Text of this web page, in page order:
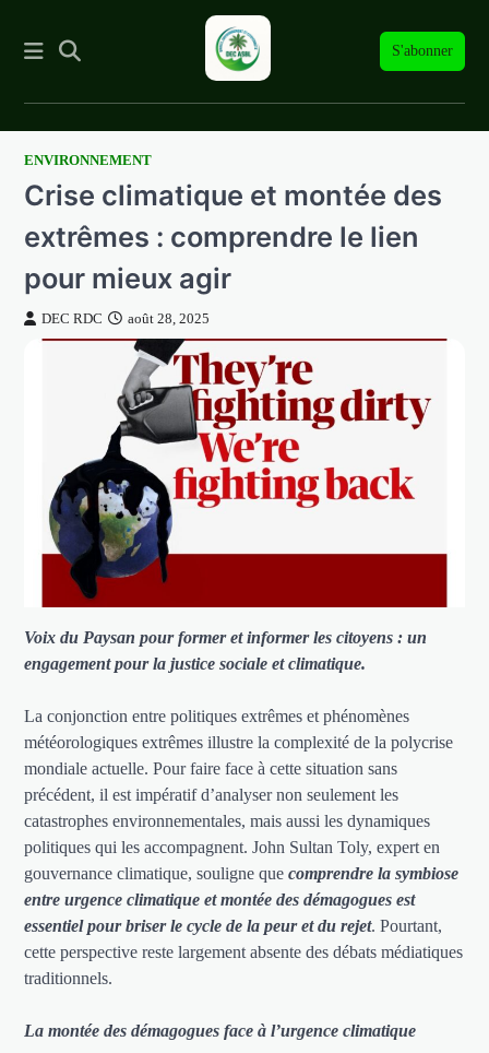
S'abonner
SkipENVIRONNEMENT
Crise climatique et montée des
extrêmes : comprendre le lien
pour mieux agir
DEC RDC août 28, 2025
Voix du Paysan pour former et informer les citoyens : un
engagement pour la justice sociale et climatique.
La conjonction entre politiques extrêmes et phénomènes
météorologiques extrêmes illustre la complexité de la polycrise
mondiale actuelle. Pour faire face à cette situation sans
précédent, il est impératif d’analyser non seulement les
catastrophes environnementales, mais aussi les dynamiques
politiques qui les accompagnent. John Sultan Toly, expert en
gouvernance climatique, souligne quecomprendre la symbiose
entre urgence climatique et montée des démagogues est
essentiel pour briser le cycle de la peur et du rejet. Pourtant,
cette perspective reste largement absente des débats médiatiques
traditionnels.
La montée des démagogues face à l’urgence climatique